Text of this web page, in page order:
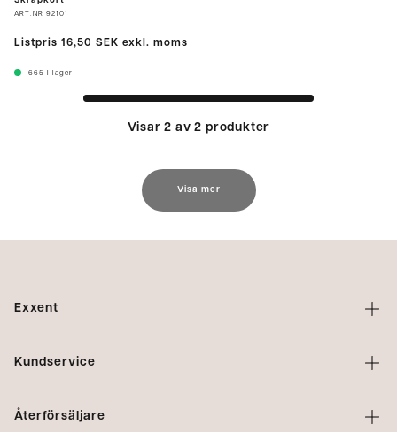
ART.NR 92101
Listpris 16,50 SEK exkl. moms
665 I lager
Visar 2 av 2 produkter
Visa mer
Exxent
Om Exxent
Profilering
Kundservice
Kontakta oss
Återförsäljare